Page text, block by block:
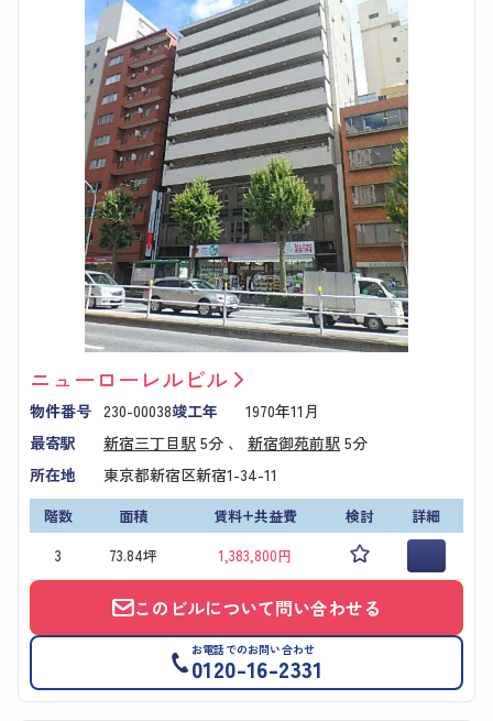
ニューローレルビル
物件番号 230-00038竣工年
1970年11月
最寄駅
新宿三丁目駅 5分 、 新宿御苑前駅 5分
所在地
東京都新宿区新宿1-34-11
階数 面積 賃料+共益費 検討
詳細
3
73.84坪 1,383,800円
このビルについて問い合わせる
お電話でのお問い合わせ
0120-16-2331